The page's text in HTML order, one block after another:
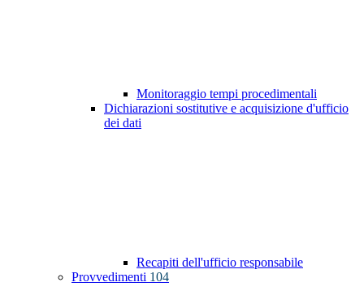
Monitoraggio tempi procedimentali
Dichiarazioni sostitutive e acquisizione d'ufficio
dei dati
Recapiti dell'ufficio responsabile
Provvedimenti 104